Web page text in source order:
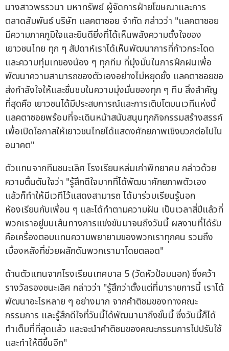
นางสาวพรรวนา มหาทรัพย์ ผู้จัดการฝ่ายโฆษณาและการ
ตลาดสัมพันธ์ บริษัท แลคตาซอย จำกัด กล่าวว่า "แลคตาซอย
มีความภาคภูมิใจและยินดียิ่งที่ได้เห็นพลังความตั้งใจของ
เยาวชนไทย ทุก ๆ สัปดาห์เราได้เห็นพัฒนาการที่ก้าวกระโดด
และความทุ่มเทของน้อง ๆ ทุกทีม ที่มุ่งมั่นในการฝึกฝนเพื่อ
พัฒนาความสามารถของตัวเองอย่างไม่หยุดยั้ง แลคตาซอยขอ
ส่งกำลังใจให้และชื่นชมในความมุ่งมั่นของทุก ๆ ทีม สิ่งสำคัญ
ที่สุดคือ เยาวชนได้มีประสบการณ์และการเติบโตบนเวทีแห่งนี้
แลคตาซอยพร้อมที่จะเดินหน้าสนับสนุนทุกกิจกรรมสร้างสรรค์
เพื่อเปิดโอกาสให้เยาวชนไทยได้แสดงศักยภาพเชิงบวกต่อไปใน
อนาคต"
ตัวแทนจากทีมชนะเลิศ โรงเรียนหล่มเก่าพิทยาคม กล่าวด้วย
ความตื้นตันใจว่า "รู้สึกดีใจมากที่ได้พัฒนาศักยภาพตัวเอง
แล้วก็ทำให้มีเวทีไว้แสดงสามารถ ได้มาร่วมเรียนรู้นอก
ห้องเรียนกับเพื่อน ๆ และได้ทำตามความฝัน เป็นเวลาสี่ปีแล้วที่
พวกเราอยู่บนเส้นทางการแข่งขันมาจนถึงวันนี้ ผลงานที่ได้รับ
คือเครื่องตอบแทนความพยายามของพวกเราทุกคน รวมถึง
เบื้องหลังที่ช่วยผลักดันพวกเรามาโดยตลอด"
ด้านตัวแทนจากโรงเรียนเทศบาล 5 (วัดหัวป้อมนอก) ซึ่งคว้า
รางวัลรองชนะเลิศ กล่าวว่า "รู้สึกว่าตั้งแต่ที่มารายการนี้ เราได้
พัฒนาอะไรหลาย ๆ อย่างมาก จากคำติชมของทางคณะ
กรรมการ และรู้สึกดีใจที่วันนี้ได้พัฒนามาถึงขั้นนี้ ซึ่งวันนี้ก็ได้
ทำเต็มที่ที่สุดแล้ว และจะนำคำติชมของคณะกรรมการไปปรับใช้
และทำให้ดีขึ้นอีก"